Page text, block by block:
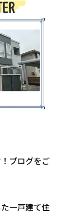
ブログをご
一戸建て住